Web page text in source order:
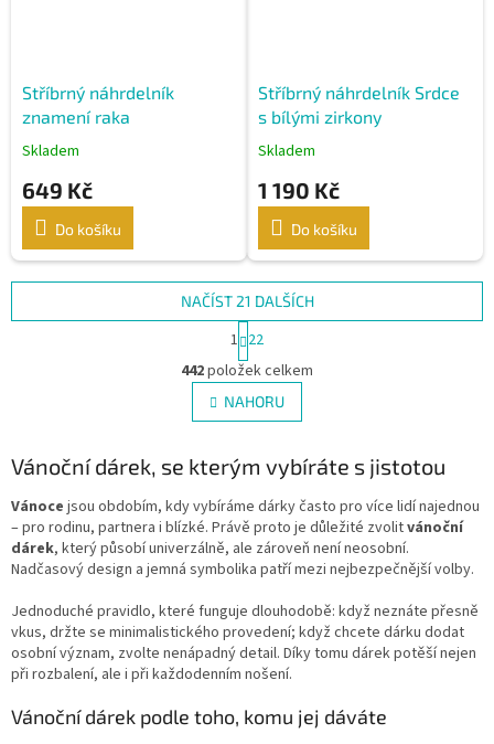
Stříbrný náhrdelník
znamení raka
Skladem
649 Kč
Do košíku
Stříbrný náhrdelník Srdce
s bílými zirkony
Skladem
1 190 Kč
Do košíku
O
v
l
á
a
í
p
r
v
y
v
ý
p
s
NAČÍST 21 DALŠÍCH
S
t
r
á
n
k
v
á
n
í
1 22
442položek celkem
NAHORU
Vánoční dárek, se kterým vybíráte s jistotou
Vánoce jsou obdobím, kdy vybíráme dárky často pro více lidí najednou
– pro rodinu, partnera i blízké. Právě proto je důležité zvolitvánoční
dárek, který působí univerzálně, ale zároveň není neosobní.
Nadčasový design a jemná symbolika patří mezi nejbezpečnější volby.
Jednoduché pravidlo, které funguje dlouhodobě: když neznáte přesně
vkus, držte se minimalistického provedení; když chcete dárku dodat
osobní význam, zvolte nenápadný detail. Díky tomu dárek potěší nejen
při rozbalení, ale i při každodenním nošení.
Vánoční dárek podle toho, komu jej dáváte